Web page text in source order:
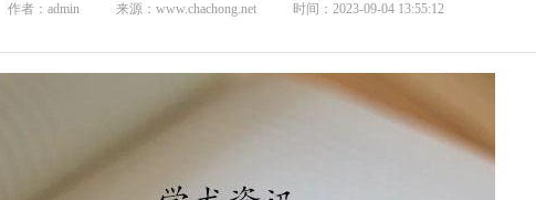
作者：admin 来源：www.chachong.net 时间：2023-09-04 13:55:12